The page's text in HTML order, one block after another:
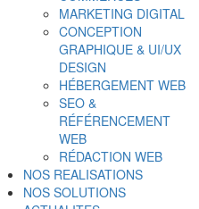
MARKETING DIGITAL
CONCEPTION
GRAPHIQUE & UI/UX
DESIGN
HÉBERGEMENT WEB
SEO &
RÉFÉRENCEMENT
WEB
RÉDACTION WEB
NOS REALISATIONS
NOS SOLUTIONS